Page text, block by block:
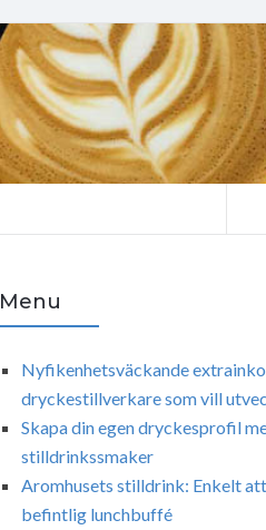
Menu
Nyfikenhetsväckande
dryckestillverkare som vill
Skapa din egen dryckesprofil
stilldrinkssmaker
Aromhusets stilldrink: Enkelt
befintlig lunchbuffé